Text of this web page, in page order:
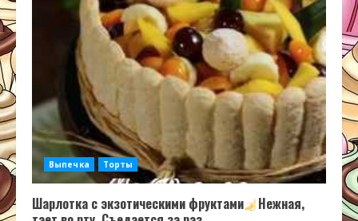
Выпечка Торты
Шарлотка с экзотическими фруктами
Нежная,